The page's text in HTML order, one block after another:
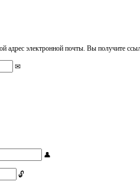
адрес электронной почты. Вы получите